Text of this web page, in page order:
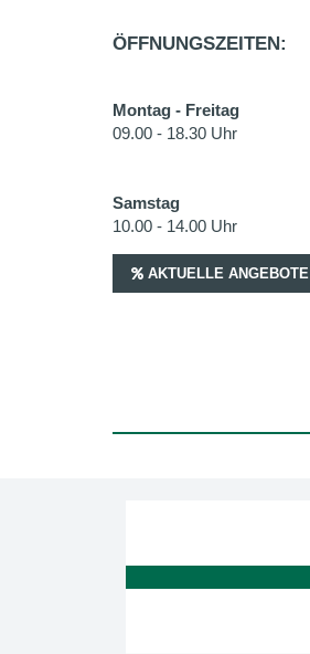
ÖFFNUNGSZEITEN:
Montag - Freitag
09.00 - 18.30 Uhr
Samstag
10.00 - 14.00 Uhr
AKTUELLE ANGEBOTE